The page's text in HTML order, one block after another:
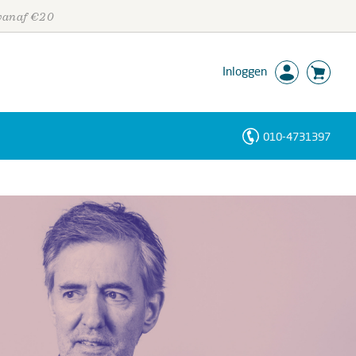
€20
Inloggen
010-4731397
Personen
Trefwoorden